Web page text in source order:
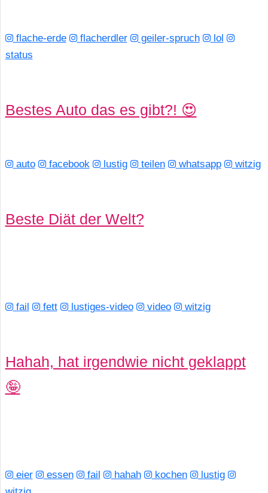
flache-erde flacherdler geiler-spruch
lol
status
Bestes Auto das es gibt?! 😍
auto facebook lustig teilen whatsapp witzig
Beste Diät der Welt?
fail fett lustiges-video video witzig
Hahah, hat irgendwie nicht geklappt
🤪
eier essen fail hahah kochen
lustig